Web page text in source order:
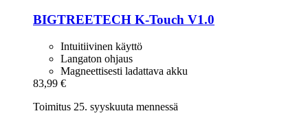
BIGTREETECH K-​Touch V1.0
Intuitiivinen käyttö
Langaton ohjaus
Magneettisesti ladattava akku
83,99 €
Toimitus 25. syyskuuta mennessä